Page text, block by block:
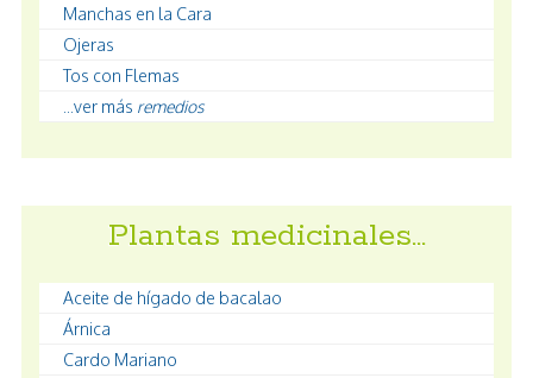
Manchas en la Cara
Ojeras
Tos con Flemas
...ver más remedios
Plantas medicinales…
Aceite de hígado de bacalao
Árnica
Cardo Mariano